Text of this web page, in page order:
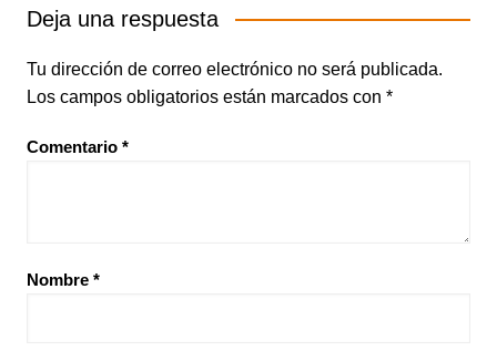
Deja una respuesta
Tu dirección de correo electrónico no será publicada.
Los campos obligatorios están marcados con *
Comentario *
Nombre *